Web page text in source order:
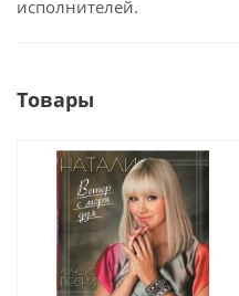
исполнителей.
Товары